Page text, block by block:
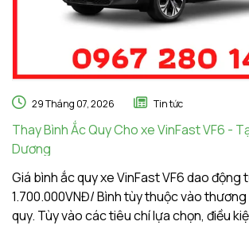
29 Tháng 07, 2026 Tin tức
Thay Bình Ắc Quy Cho xe VinFast VF6 -
Dương
Giá bình ắc quy xe VinFast VF6 dao động
1.700.000VNĐ/ Bình tùy thuộc vào
quy. Tùy vào các tiêu chí lựa chọn, điều